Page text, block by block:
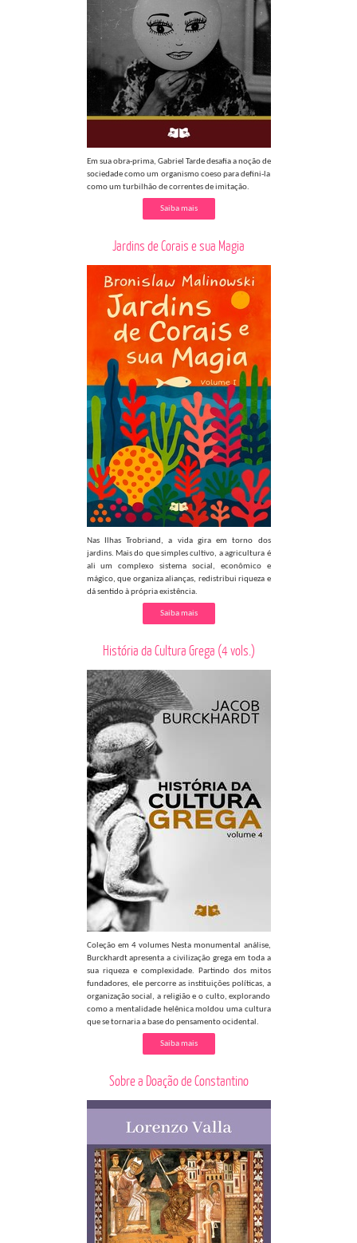
Em sua obra-prima, Gabriel Tarde desafia a noção de
sociedade como um organismo coeso para defini-la
como um turbilhão de correntes de imitação.
Saiba mais
Jardins de Corais e sua Magia
Nas Ilhas Trobriand, a vida gira em torno dos
jardins. Mais do que simples cultivo, a agricultura é
ali um complexo sistema social, econômico e
mágico, que organiza alianças, redistribui riqueza e
dá sentido à própria existência.
Saiba mais
História da Cultura Grega (4 vols.)
Coleção em 4 volumes Nesta monumental análise,
Burckhardt apresenta a civilização grega em toda a
sua riqueza e complexidade. Partindo dos mitos
fundadores, ele percorre as instituições políticas, a
organização social, a religião e o culto, explorando
como a mentalidade helênica moldou uma cultura
que se tornaria a base do pensamento ocidental.
Saiba mais
Sobre a Doação de Constantino